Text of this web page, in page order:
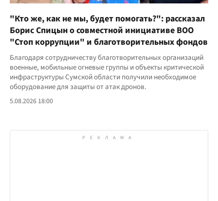
"Кто же, как не мы, будет помогать?": рассказал
Борис Спицын о совместной инициативе ВОО
"Стоп коррупции" и благотворительных фондов
Благодаря сотрудничеству благотворительных организаций
военные, мобильные огневые группы и объекты критической
инфраструктуры Сумской области получили необходимое
оборудование для защиты от атак дронов.
5.08.2026 18:00